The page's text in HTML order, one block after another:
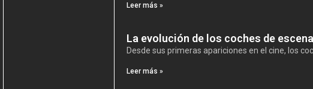
Leer más »
La evolución de los coches de
Desde sus primeras apariciones en el cine, los
Leer más »